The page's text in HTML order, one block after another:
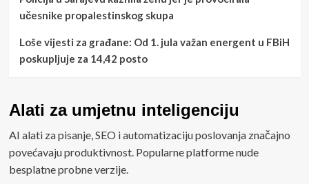
učesnike propalestinskog skupa
Loše vijesti za građane: Od 1. jula važan energent u FBiH
poskupljuje za 14,42 posto
Alati za umjetnu inteligenciju
AI alati za pisanje, SEO i automatizaciju poslovanja značajno
povećavaju produktivnost. Popularne platforme nude
besplatne probne verzije.